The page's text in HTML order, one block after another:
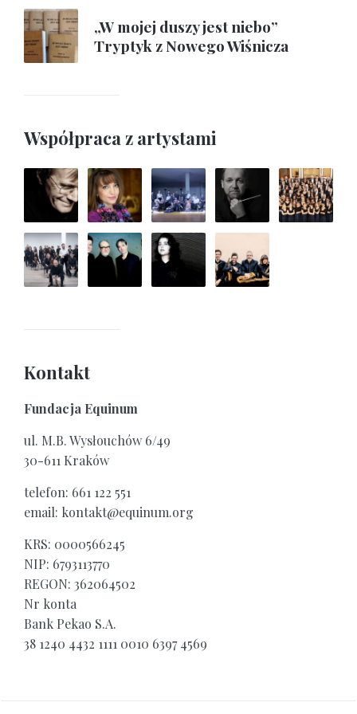
„W mojej duszy jest niebo”
Tryptyk z Nowego Wiśnicza
Współpraca z artystami
Kontakt
Fundacja Equinum
ul. M.B. Wysłouchów 6/49
30-611 Kraków
telefon: 661 122 551
email: kontakt@equinum.org
KRS: 0000566245
NIP: 6793113770
REGON: 362064502
Nr konta
Bank Pekao S.A.
38 1240 4432 1111 0010 6397 4569